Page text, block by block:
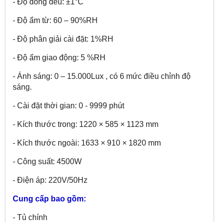
- Độ ẩm từ: 60 – 90%RH
- Độ phân giải cài đặt: 1%RH
- Độ ẩm giao động: 5 %RH
- Ánh sáng: 0 – 15.000Lux , có 6 mức điều chỉnh độ
sáng.
- Cài đặt thời gian: 0 - 9999 phút
- Kích thước trong: 1220 × 585 × 1123 mm
- Kích thước ngoài: 1633 × 910 × 1820 mm
- Công suất: 4500W
- Điện áp: 220V/50Hz
Cung cấp bao gồm:
- Tủ chính